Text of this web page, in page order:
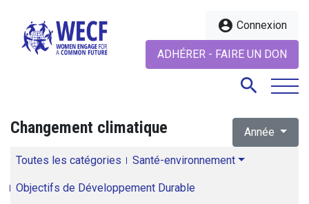
account_circle Connexion
ADHÉRER - FAIRE UN DON
search
Changement climatique Année
Toutes les catégories Santé-environnement
Objectifs de Développement Durable